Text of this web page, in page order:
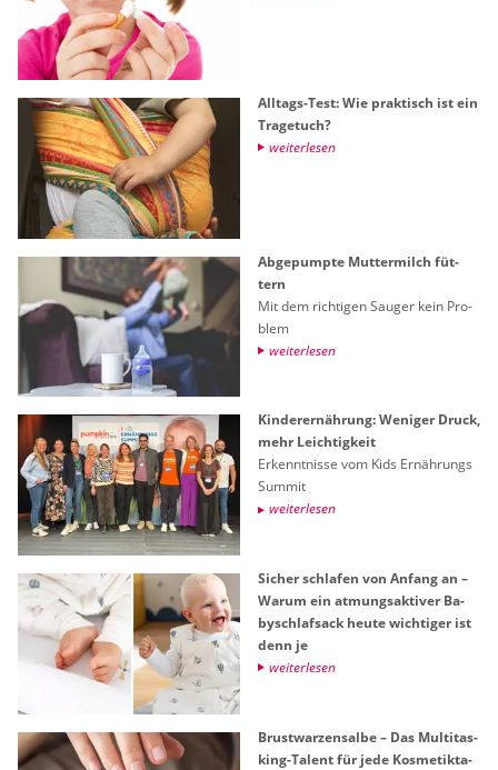
All­tags-Test: Wie prak­tisch ist ein
Tra­ge­tuch?
wei­ter­le­sen
Ab­ge­pump­te Mut­ter­milch füt­
tern
Mit dem rich­ti­gen Sau­ger kein Pro­
blem
wei­ter­le­sen
Kin­der­er­näh­rung: We­ni­ger Druck,
mehr Leich­tig­keit
Er­kennt­nis­se vom Kids Er­näh­rungs
Sum­mit
wei­ter­le­sen
Si­cher schla­fen von An­fang an –
Warum ein at­mungs­ak­ti­ver Ba­
by­schlaf­sack heute wich­ti­ger ist
denn je
wei­ter­le­sen
Brust­war­zen­sal­be – Das Mul­ti­tas­
king-Ta­lent für jede Kos­me­tik­ta­